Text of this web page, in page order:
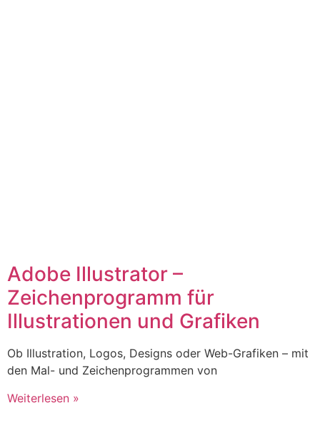
Adobe Illustrator –
Zeichenprogramm für
Illustrationen und Grafiken
Ob Illustration, Logos, Designs oder Web-Grafiken – mit
den Mal- und Zeichenprogrammen von
Weiterlesen »